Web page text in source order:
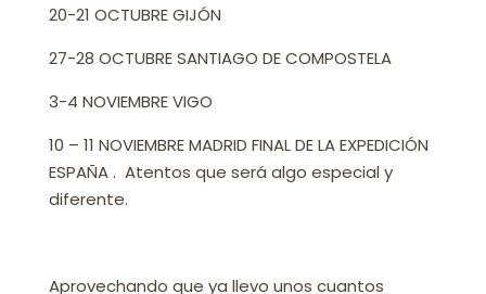
20-21 OCTUBRE GIJÓN
27-28 OCTUBRE SANTIAGO DE COMPOSTELA
3-4 NOVIEMBRE VIGO
10 – 11 NOVIEMBRE MADRID FINAL DE LA EXPEDICIÓN
ESPAÑA . Atentos que será algo especial y
diferente.
Aprovechando que ya llevo unos cuantos